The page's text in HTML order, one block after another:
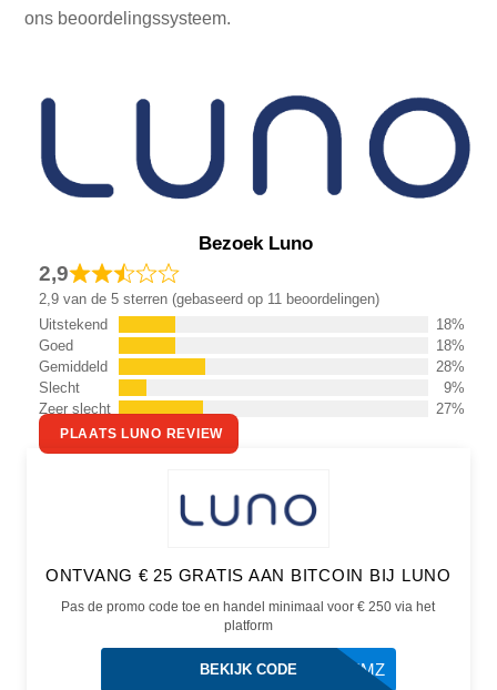
ons beoordelingssysteem.
Bezoek Luno
2,9
2,9 van de 5 sterren (gebaseerd op 11 beoordelingen)
Uitstekend
18%
Goed
18%
Gemiddeld
28%
Slecht
9%
Zeer slecht
27%
PLAATS LUNO REVIEW
ONTVANG € 25 GRATIS AAN BITCOIN BIJ LUNO
Pas de promo code toe en handel minimaal voor € 250 via het
platform
BTE4MZ
BEKIJK CODE